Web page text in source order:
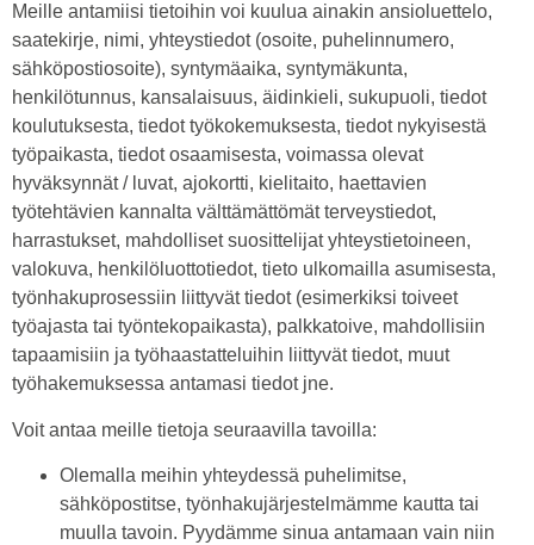
Meille antamiisi tietoihin voi kuulua ainakin ansioluettelo,
saatekirje, nimi, yhteystiedot (osoite, puhelinnumero,
sähköpostiosoite), syntymäaika, syntymäkunta,
henkilötunnus, kansalaisuus, äidinkieli, sukupuoli, tiedot
koulutuksesta, tiedot työkokemuksesta, tiedot nykyisestä
työpaikasta, tiedot osaamisesta, voimassa olevat
hyväksynnät / luvat, ajokortti, kielitaito, haettavien
työtehtävien kannalta välttämättömät terveystiedot,
harrastukset, mahdolliset suosittelijat yhteystietoineen,
valokuva, henkilöluottotiedot, tieto ulkomailla asumisesta,
työnhakuprosessiin liittyvät tiedot (esimerkiksi toiveet
työajasta tai työntekopaikasta), palkkatoive, mahdollisiin
tapaamisiin ja työhaastatteluihin liittyvät tiedot, muut
työhakemuksessa antamasi tiedot jne.
Voit antaa meille tietoja seuraavilla tavoilla:
Olemalla meihin yhteydessä puhelimitse,
sähköpostitse, työnhakujärjestelmämme kautta tai
muulla tavoin. Pyydämme sinua antamaan vain niin